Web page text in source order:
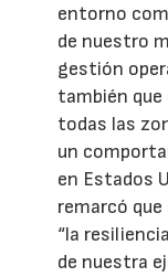
entorno
de nuestro
gestión
también que
todas las
un
en Estados
remarcó
“la
de nuestra